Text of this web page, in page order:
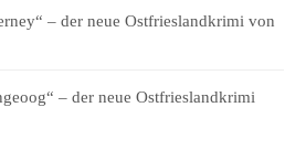
– der neue Ostfrieslandkrimi von
– der neue Ostfrieslandkrimi